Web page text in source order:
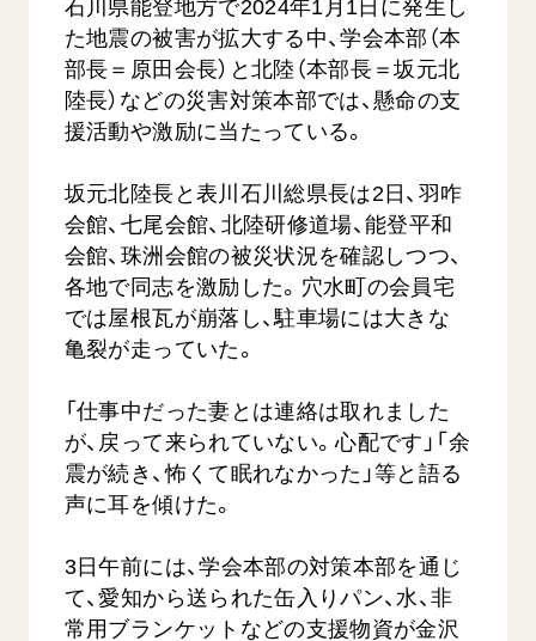
略年表
入会について
関連団体
道府県中心会館
聖教ブックストア
soka youth media
Soka Gakkai グローバルサイト
SOKA PICKS すべて見る
【被爆証言】「原爆の子」として生きた80年
広島県 早志百…
石川県能登地方で2024年1月1日に発生し
た地震の被害が拡大する中、学会本部（本
部長＝原田会長）と北陸（本部長＝坂元北
陸長）などの災害対策本部では、懸命の支
援活動や激励に当たっている。
坂元北陸長と表川石川総県長は2日、羽咋
会館、七尾会館、北陸研修道場、能登平和
会館、珠洲会館の被災状況を確認しつつ、
各地で同志を激励した。穴水町の会員宅
では屋根瓦が崩落し、駐車場には大きな
亀裂が走っていた。
「仕事中だった妻とは連絡は取れました
が、戻って来られていない。心配です」「余
震が続き、怖くて眠れなかった」等と語る
声に耳を傾けた。
3日午前には、学会本部の対策本部を通じ
て、愛知から送られた缶入りパン、水、非
常用ブランケットなどの支援物資が金沢